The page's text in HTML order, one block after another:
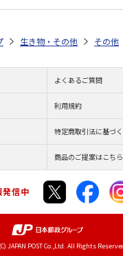
生き物・その他 その他
よくあるご質問
利用規約
特定商取引法に基づ
商品のご提案はこちら
信中
JAPAN POST Co.,Ltd. All Rights